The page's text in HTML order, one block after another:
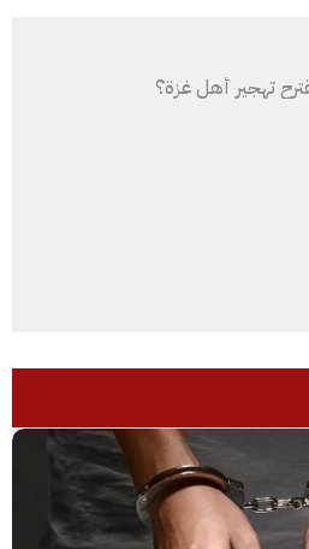
تهجير أهل غزة؟